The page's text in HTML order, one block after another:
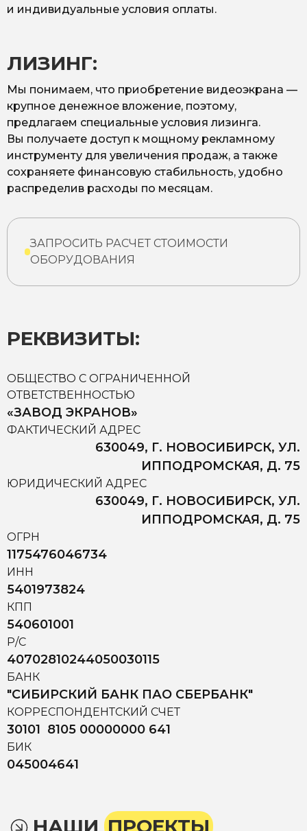
и индивидуальные условия оплаты.
ЛИЗИНГ:
Мы понимаем, что приобретение видеоэкрана —
крупное денежное вложение, поэтому,
предлагаем специальные условия лизинга.
Вы получаете доступ к мощному рекламному
инструменту для увеличения продаж, а также
сохраняете финансовую стабильность, удобно
распределив расходы по месяцам.
ЗАПРОСИТЬ РАСЧЕТ СТОИМОСТИ
ОБОРУДОВАНИЯ
РЕКВИЗИТЫ:
ОБЩЕСТВО С ОГРАНИЧЕННОЙ
ОТВЕТСТВЕННОСТЬЮ
«ЗАВОД ЭКРАНОВ»
ФАКТИЧЕСКИЙ АДРЕС
630049, Г. НОВОСИБИРСК, УЛ.
ИППОДРОМСКАЯ, Д. 75
ЮРИДИЧЕСКИЙ АДРЕС
630049, Г. НОВОСИБИРСК, УЛ.
ИППОДРОМСКАЯ, Д. 75
ОГРН
1175476046734
ИНН
5401973824
КПП
540601001
Р/С
40702810244050030115
БАНК
"СИБИРСКИЙ БАНК ПАО СБЕРБАНК"
КОРРЕСПОНДЕНТСКИЙ СЧЕТ
30101 8105 00000000 641
БИК
045004641
НАШИ ПРОЕКТЫ